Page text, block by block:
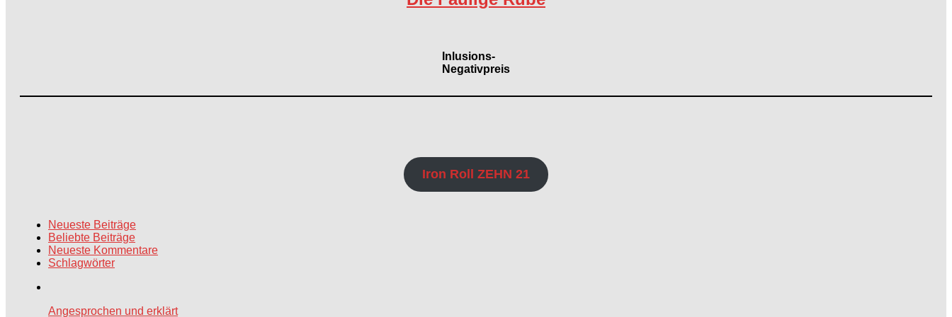
Inlusions-
Negativpreis
Iron Roll ZEHN 21
Neueste Beiträge
Beliebte Beiträge
Neueste Kommentare
Schlagwörter
Angesprochen und erklärt